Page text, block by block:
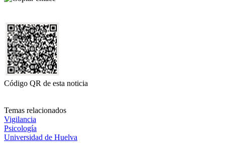
Código QR de esta noticia
Temas relacionados
Vigilancia
Psicología
Universidad de Huelva